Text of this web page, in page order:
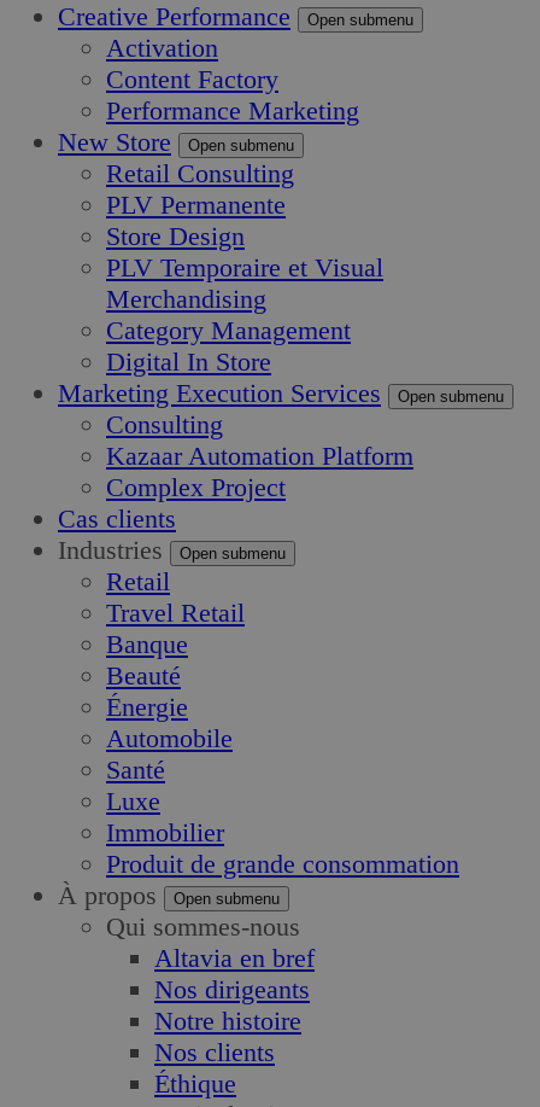
Creative Performance
Open submenu
Activation
Content Factory
Performance Marketing
New Store
Open submenu
Retail Consulting
PLV Permanente
Store Design
PLV Temporaire et Visual
Merchandising
Category Management
Digital In Store
Marketing Execution Services
Open submenu
Consulting
Kazaar Automation Platform
Complex Project
Cas clients
Industries
Open submenu
Retail
Travel Retail
Banque
Beauté
Énergie
Automobile
Santé
Luxe
Immobilier
Produit de grande consommation
À propos
Open submenu
Qui sommes-nous
Altavia en bref
Nos dirigeants
Notre histoire
Nos clients
Éthique